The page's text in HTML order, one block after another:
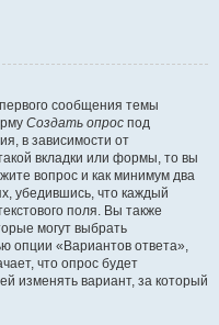
сообщения темы
Создать опрос под
в зависимости от
вкладки или формы, то вы
вопрос и как минимум два
убедившись, что каждый
поля. Вы также
могут выбрать
опции «Вариантов ответа»,
что опрос будет
изменять вариант, за который